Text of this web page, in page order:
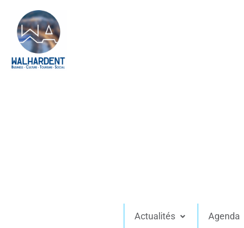
Actualités Agenda